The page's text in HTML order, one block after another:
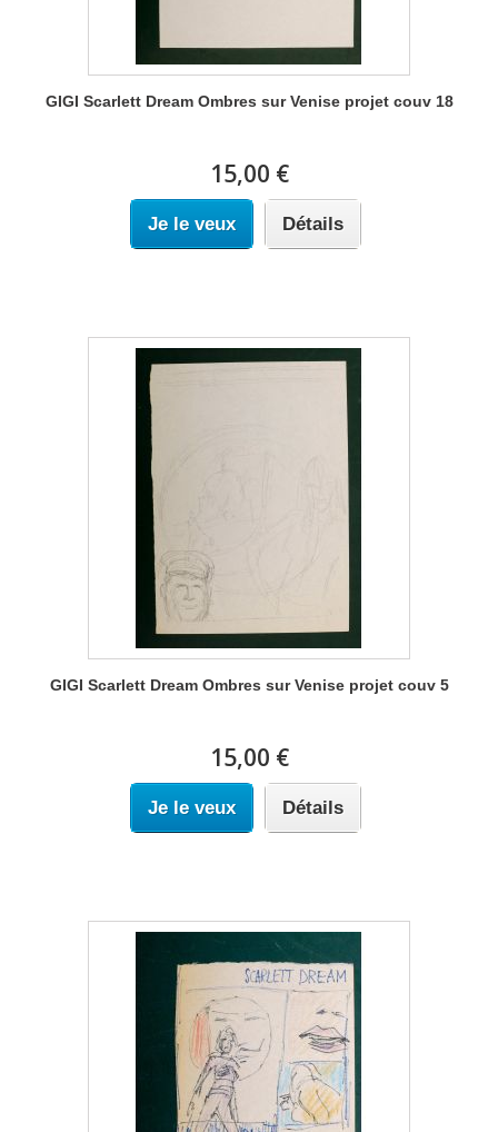
GIGI Scarlett Dream Ombres sur Venise projet couv 18
15,00 €
Je le veux Détails
GIGI Scarlett Dream Ombres sur Venise projet couv 5
15,00 €
Je le veux Détails